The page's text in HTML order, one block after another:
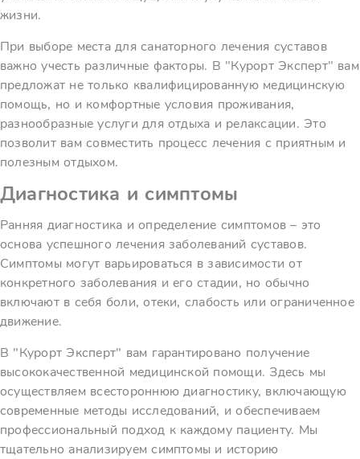
жизни.
При выборе места для санаторного лечения суставов
важно учесть различные факторы. В "Курорт Эксперт" вам
предложат не только квалифицированную медицинскую
помощь, но и комфортные условия проживания,
разнообразные услуги для отдыха и релаксации. Это
позволит вам совместить процесс лечения с приятным и
полезным отдыхом.
Диагностика и симптомы
Ранняя диагностика и определение симптомов – это
основа успешного лечения заболеваний суставов.
Симптомы могут варьироваться в зависимости от
конкретного заболевания и его стадии, но обычно
включают в себя боли, отеки, слабость или ограниченное
движение.
В "Курорт Эксперт" вам гарантировано получение
высококачественной медицинской помощи. Здесь мы
осуществляем всестороннюю диагностику, включающую
современные методы исследований, и обеспечиваем
профессиональный подход к каждому пациенту. Мы
тщательно анализируем симптомы и историю